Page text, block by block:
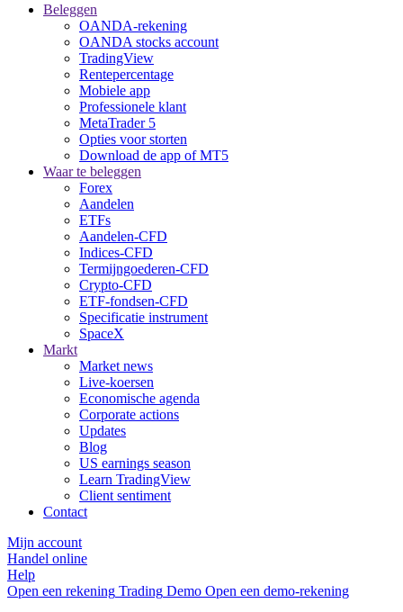
Beleggen
OANDA-rekening
OANDA stocks account
TradingView
Rentepercentage
Mobiele app
Professionele klant
MetaTrader 5
Opties voor storten
Download de app of MT5
Waar te beleggen
Forex
Aandelen
ETFs
Aandelen-CFD
Indices-CFD
Termijngoederen-CFD
Crypto-CFD
ETF-fondsen-CFD
Specificatie instrument
SpaceX
Markt
Market news
Live-koersen
Economische agenda
Corporate actions
Updates
Blog
US earnings season
Learn TradingView
Client sentiment
Contact
Mijn account
Handel online
Help
Open een rekening Trading Demo Open een demo-rekening